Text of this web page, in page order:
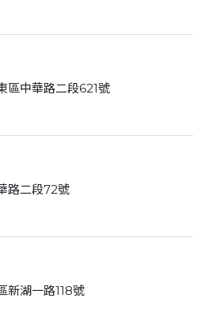
區中華路二段621號
路二段72號
新湖一路118號